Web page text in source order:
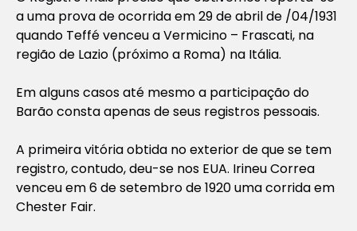
a uma prova de ocorrida em 29 de abril de /04/1931
quando Teffé venceu a Vermicino – Frascati, na
região de Lazio (próximo a Roma) na Itália.
Em alguns casos até mesmo a participação do
Barão consta apenas de seus registros pessoais.
A primeira vitória obtida no exterior de que se tem
registro, contudo, deu-se nos EUA. Irineu Correa
venceu em 6 de setembro de 1920 uma corrida em
Chester Fair.